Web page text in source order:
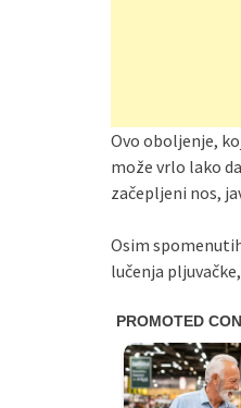
Ovo oboljenje,
može vrlo lako
začepljeni nos,
Osim
lučenja